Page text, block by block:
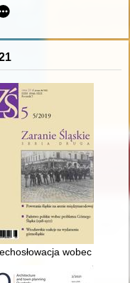
w międzywojennej
: próbawobec